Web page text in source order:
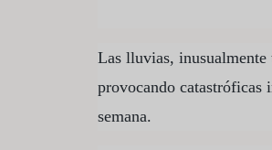
Las lluvias,
provocando catastróficas
semana.